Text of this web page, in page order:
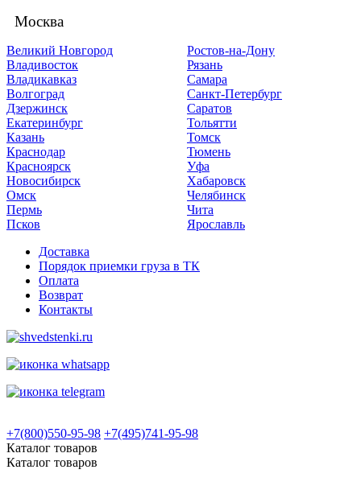
Москва
Великий Новгород
Владивосток
Владикавказ
Волгоград
Дзержинск
Екатеринбург
Казань
Краснодар
Красноярск
Новосибирск
Омск
Пермь
Псков
Ростов-на-Дону
Рязань
Самара
Санкт-Петербург
Саратов
Тольятти
Томск
Тюмень
Уфа
Хабаровск
Челябинск
Чита
Ярославль
Доставка
Порядок приемки груза в ТК
Оплата
Возврат
Контакты
+7(800)550-95-98 +7(495)741-95-98
Каталог товаров
Каталог товаров